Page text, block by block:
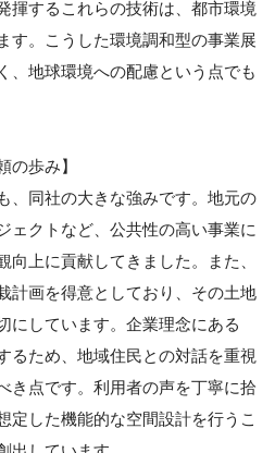
揮するこれらの技術は、都市環境
す。こうした環境調和型の事業展
、地球環境への配慮という点でも
の歩み】
、同社の大きな強みです。地元の
ェクトなど、公共性の高い事業に
向上に貢献してきました。また、
計画を得意としており、その土地
にしています。企業理念にある
るため、地域住民との対話を重視
き点です。利用者の声を丁寧に拾
定した機能的な空間設計を行うこ